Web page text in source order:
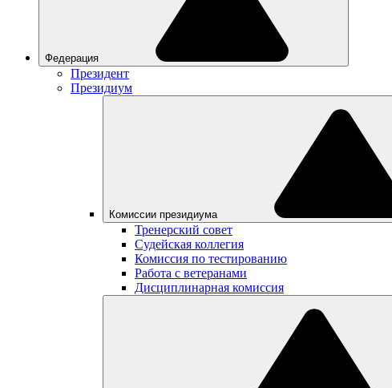
Федерация
Президент
Президиум
Комиссии президиума
Тренерский совет
Судейская коллегия
Комиссия по тестированию
Работа с ветеранами
Дисциплинарная комиссия